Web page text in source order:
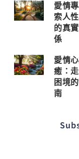
愛情
索人
的真
係
愛情
癒：
困境
南